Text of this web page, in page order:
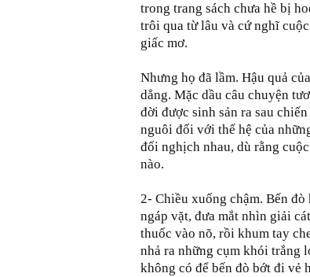
trong trang sách chưa hề bị
trôi qua từ lâu và cứ nghĩ
giấc mơ.
Nhưng họ đã lầm. Hậu quả
dẳng. Mặc dầu câu chuyện
đời được sinh sản ra sau
nguôi đối với thế hệ của
đối nghịch nhau, dù rằng
nào.
2- Chiều xuống chậm. Bến
ngáp vặt, đưa mắt nhìn giải
thuốc vào nõ, rồi khum tay
nhả ra những cụm khói trắng
không có để bến đò bớt đi vẻ